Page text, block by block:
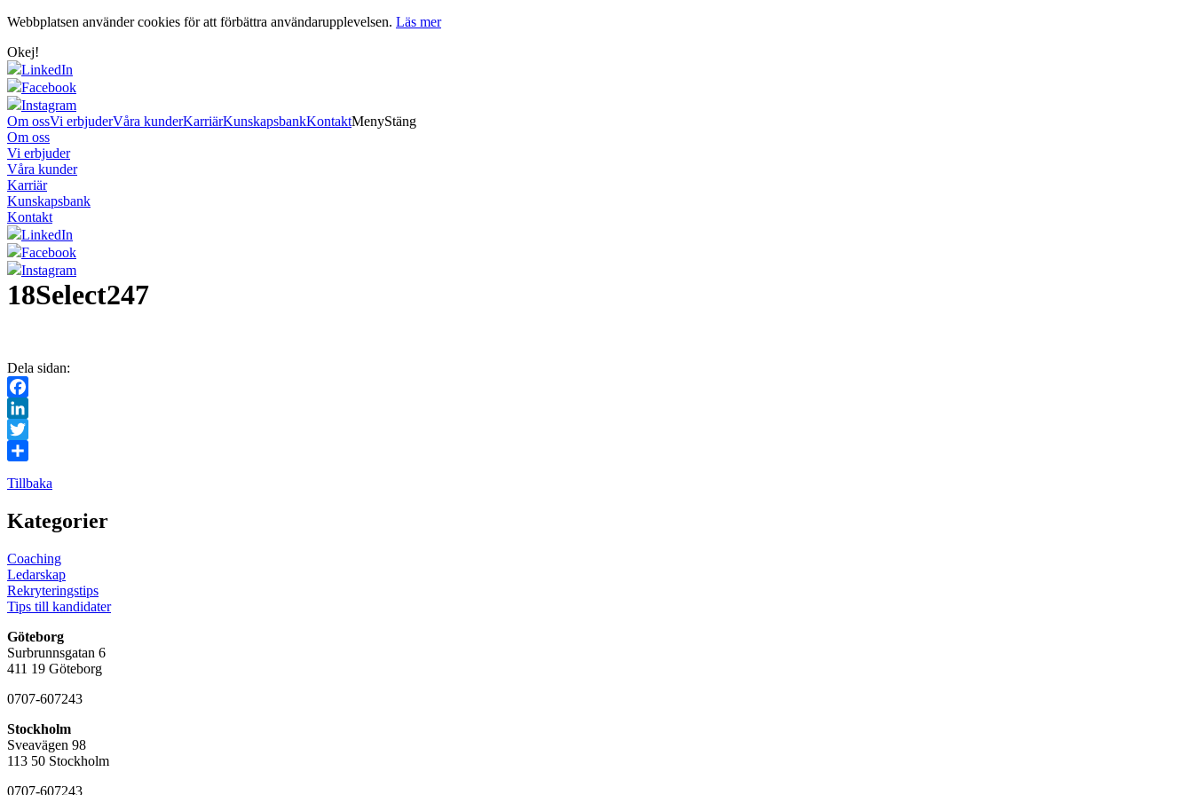
Webbplatsen använder cookies för att förbättra användarupplevelsen. Läs mer
Okej!
LinkedIn
Facebook
Instagram
Om ossVi erbjuderVåra kunderKarriärKunskapsbankKontaktMenyStäng
Om oss
Vi erbjuder
Våra kunder
Karriär
Kunskapsbank
Kontakt
LinkedIn
Facebook
Instagram
18Select247
Dela sidan:
Facebook
LinkedIn
Twitter
Tillbaka
Kategorier
Coaching
Ledarskap
Rekryteringstips
Tips till kandidater
Göteborg
Surbrunnsgatan 6
411 19 Göteborg
0707-607243
Stockholm
Sveavägen 98
113 50 Stockholm
0707-607243